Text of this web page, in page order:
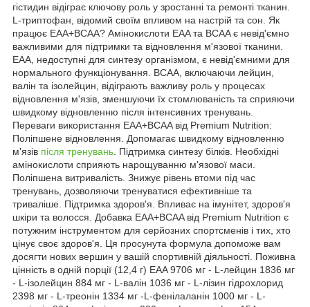
гістидин відіграє ключову роль у зростанні та ремонті тканин.
L-триптофан, відомий своїм впливом на настрій та сон. Як
працює EAA+BCAA? Амінокислоти EAA та BCAA є невід'ємно
важливими для підтримки та відновлення м'язової тканини.
EAA, недоступні для синтезу організмом, є невід'ємними для
нормального функціонування. BCAA, включаючи лейцин,
валін та ізолейцин, відіграють важливу роль у процесах
відновлення м'язів, зменшуючи їх стомлюваність та сприяючи
швидкому відновленню після інтенсивних тренувань.
Переваги використання EAA+BCAA від Premium Nutrition:
Поліпшене відновлення. Допомагає швидкому відновленню
м'язів після тренувань . Підтримка синтезу білків. Необхідні
амінокислоти сприяють нарощуванню м'язової маси.
Поліпшена витривалість. Знижує рівень втоми під час
тренувань, дозволяючи тренуватися ефективніше та
триваліше. Підтримка здоров'я. Впливає на імунітет, здоров'я
шкіри та волосся. Добавка EAA+BCAA від Premium Nutrition є
потужним інструментом для серйозних спортсменів і тих, хто
цінує своє здоров'я. Ця просунута формула допоможе вам
досягти нових вершин у вашій спортивній діяльності. Поживна
цінність в одній порції (12,4 г) EAA 9706 мг - L-лейцин 1836 мг
- L-ізолейцин 884 мг - L-валін 1036 мг - L-лізин гідрохлорид
2398 мг - L-треонін 1334 мг -L-фенілаланін 1000 мг - L-